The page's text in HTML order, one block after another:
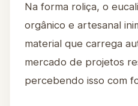
Na forma roliça, o
orgânico e artesanal
material que carrega
mercado de projetos
percebendo isso com